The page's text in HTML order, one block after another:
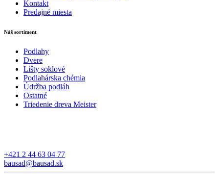
Kontakt
Predajné miesta
Náš sortiment
Podlahy
Dvere
Lišty soklové
Podlahárska chémia
Údržba podláh
Ostatné
Triedenie dreva Meister
+421 2 44 63 04 77
bausad@bausad.sk